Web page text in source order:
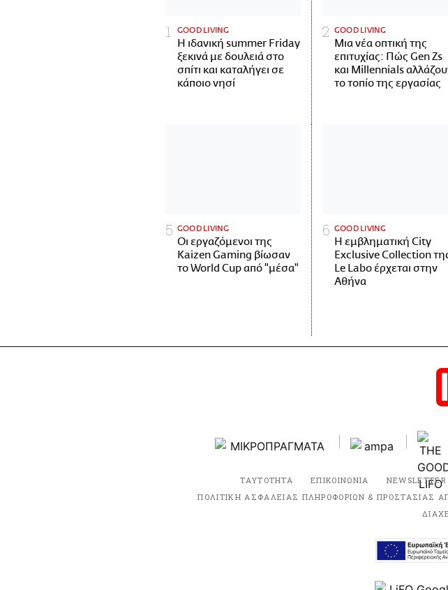
GOOD LIVING
Η ιδανική summer Friday
ξεκινά με δουλειά στο
σπίτι και καταλήγει σε
κάποιο νησί
GOOD LIVING
Μια νέα οπτική της
επιτυχίας: Πώς Gen Zs
και Millennials
το τοπίο της εργασίας
GOOD LIVING
Οι εργαζόμενοι της
Kaizen Gaming βίωσαν
το World Cup από "μέσα"
GOOD LIVING
Η εμβληματική City
Exclusive Collection
Le Labo έρχεται στην
Αθήνα
ΤΑΥΤΟΤΗΤΑ ΕΠΙΚΟΙΝΩΝΙΑ NEWSLETTER
ΠΟΛΙΤΙΚΗ ΑΣΦΑΛΕΙΑΣ ΠΛΗΡΟΦΟΡΙΩΝ & ΠΡΟΣΤΑΣΙΑΣ